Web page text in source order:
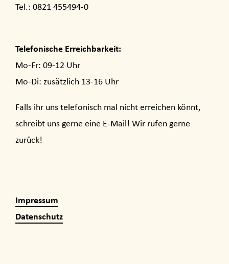
Tel.: 0821 455494-0
Telefonische Erreichbarkeit:
Mo-Fr: 09-12 Uhr
Mo-Di: zusätzlich 13-16 Uhr
Falls ihr uns telefonisch mal nicht erreichen könnt,
schreibt uns gerne eine E-Mail! Wir rufen gerne
zurück!
Impressum
Datenschutz